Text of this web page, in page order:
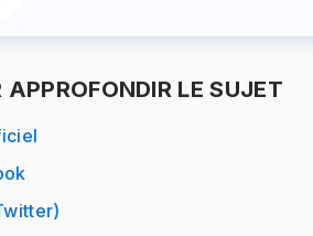
APPROFONDIR LE SUJET